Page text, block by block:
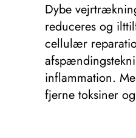
Dybe
reduceres og
cellulær
inflammation.
fjerne toksiner